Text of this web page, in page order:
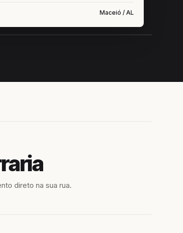
Maceió / AL
direto na sua rua.